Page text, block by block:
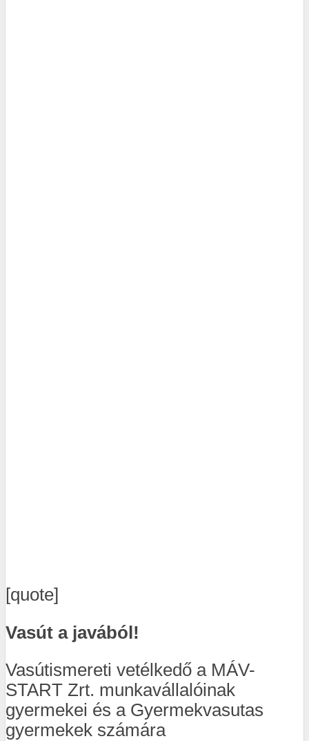
[quote]
Vasút a javából!
Vasútismereti vetélkedő a MÁV-
START Zrt. munkavállalóinak
gyermekei és a Gyermekvasutas
gyermekek számára